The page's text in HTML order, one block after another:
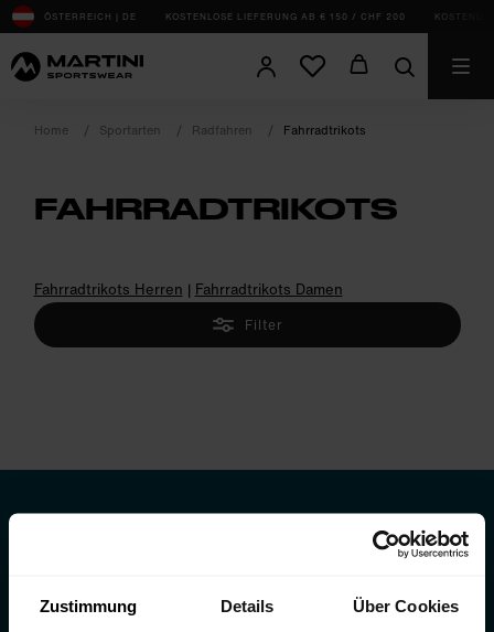
Zustimmung Details Über Cookies
sr.Table Of Content
ÖSTERREICH | DE KOSTENLOSE LIEFERUNG AB € 150 / CHF 200
Home Sportarten Radfahren Fahrradtrikots
FAHRRADTRIKOTS
Fahrradtrikots Herren | Fahrradtrikots Damen
Filter
BERGLIEBHABER!